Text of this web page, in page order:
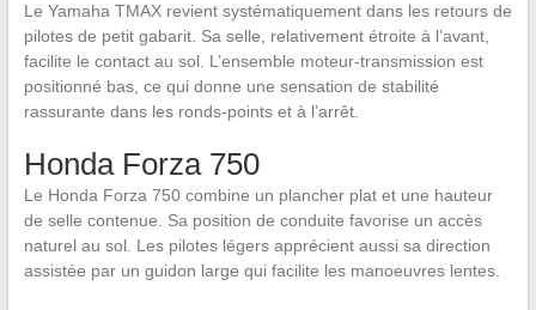
Le Yamaha TMAX revient systématiquement dans les retours de
pilotes de petit gabarit. Sa selle, relativement étroite à l’avant,
facilite le contact au sol. L’ensemble moteur-transmission est
positionné bas, ce qui donne une sensation de stabilité
rassurante dans les ronds-points et à l’arrêt.
Honda Forza 750
Le Honda Forza 750 combine un plancher plat et une hauteur
de selle contenue. Sa position de conduite favorise un accès
naturel au sol. Les pilotes légers apprécient aussi sa direction
assistée par un guidon large qui facilite les manoeuvres lentes.